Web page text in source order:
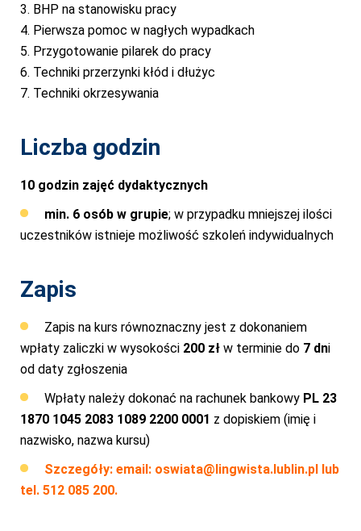
3. BHP na stanowisku pracy
4. Pierwsza pomoc w nagłych wypadkach
5. Przygotowanie pilarek do pracy
6. Techniki przerzynki kłód i dłużyc
7. Techniki okrzesywania
Liczba godzin
10 godzin zajęć dydaktycznych
min. 6 osób w grupie; w przypadku mniejszej ilości
uczestników istnieje możliwość szkoleń indywidualnych
Zapis
Zapis na kurs równoznaczny jest z dokonaniem
wpłaty zaliczki w wysokości 200 zł w terminie do 7 dni
od daty zgłoszenia
Wpłaty należy dokonać na rachunek bankowy PL 23
1870 1045 2083 1089 2200 0001 z dopiskiem (imię i
nazwisko, nazwa kursu)
Szczegóły: email: oswiata@lingwista.lublin.pl lub
tel. 512 085 200.